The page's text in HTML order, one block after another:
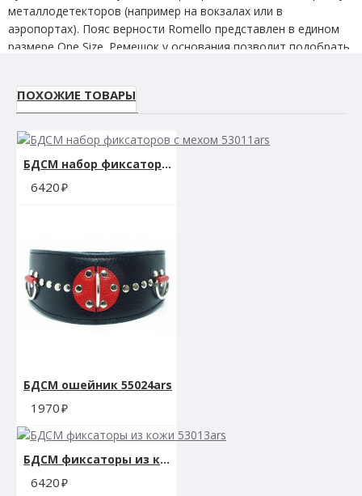
металлодетекторов (например на вокзалах или в
аэропортах). Пояс верности Romello представлен в едином
размере One Size. Ремешок у основания позволит подобрать
Материал: Силикон
ПОХОЖИЕ ТОВАРЫ
БДСМ набор фиксаторов с мехом 53011ars
6420
БДСМ ошейник 55024ars
1970
БДСМ фиксаторы из кожи 53013ars
6420